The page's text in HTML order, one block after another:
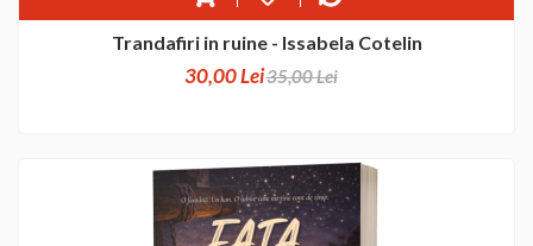
Trandafiri in ruine - Issabela Cotelin
30,00 Lei35,00 Lei